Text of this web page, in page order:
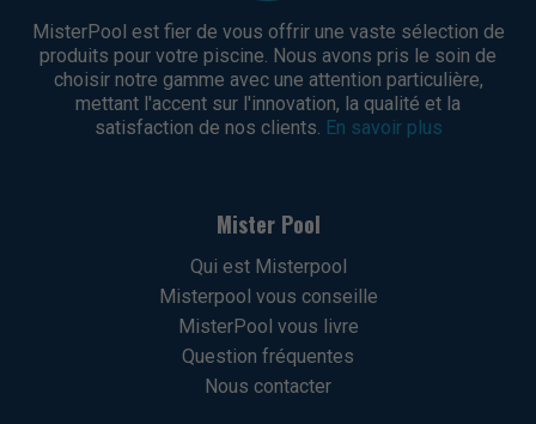
MisterPool est fier de vous offrir une vaste sélection de
produits pour votre piscine. Nous avons pris le soin de
choisir notre gamme avec une attention particulière,
mettant l'accent sur l'innovation, la qualité et la
satisfaction de nos clients. En savoir plus
Mister Pool
Qui est Misterpool
Misterpool vous conseille
MisterPool vous livre
Question fréquentes
Nous contacter